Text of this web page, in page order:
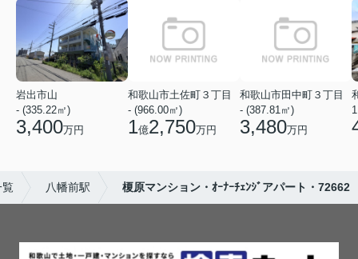
岩出市山
- (335.22㎡)
3,400万円
和歌山市土佐町３丁目
- (966.00㎡)
1億2,750万円
和歌山市田中町３丁目
- (387.81㎡)
3,480万円
覧 八幡前駅 榎原マンション・ｵｰﾅｰﾁｪﾝｼﾞアパート・72662